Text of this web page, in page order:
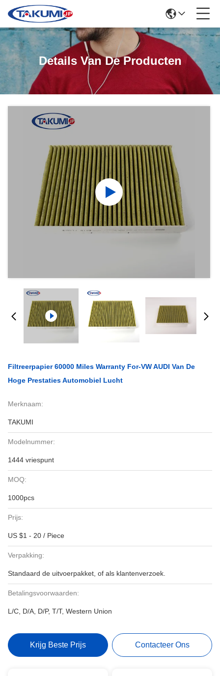
Details Van De Producten
Filtreerpapier 60000 Miles Warranty For-VW AUDI Van De
Hoge Prestaties Automobiel Lucht
Merknaam:
TAKUMI
Modelnummer:
1444 vriespunt
MOQ:
1000pcs
Prijs:
US $1 - 20 / Piece
Verpakking:
Standaard de uitvoerpakket, of als klantenverzoek.
Betalingsvoorwaarden:
L/C, D/A, D/P, T/T, Western Union
Krijg Beste Prijs Contacteer Ons